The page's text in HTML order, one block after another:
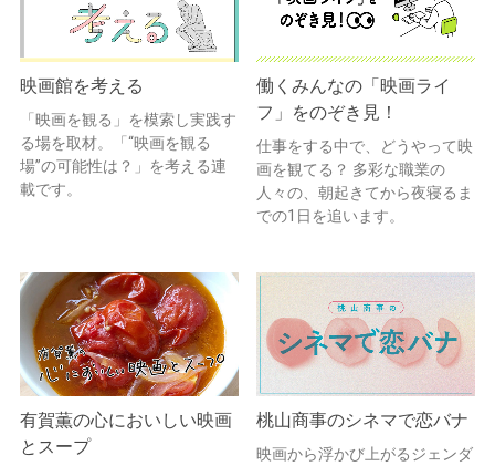
映画館を考える
「映画を観る」を模索し実践す
る場を取材。「“映画を観る
場”の可能性は？」を考える連
載です。
働くみんなの「映画ライ
フ」をのぞき見！
仕事をする中で、どうやって映
画を観てる？ 多彩な職業の
人々の、朝起きてから夜寝るま
での1日を追います。
有賀薫の心においしい映画
とスープ
桃山商事のシネマで恋バナ
映画から浮かび上がるジェンダ